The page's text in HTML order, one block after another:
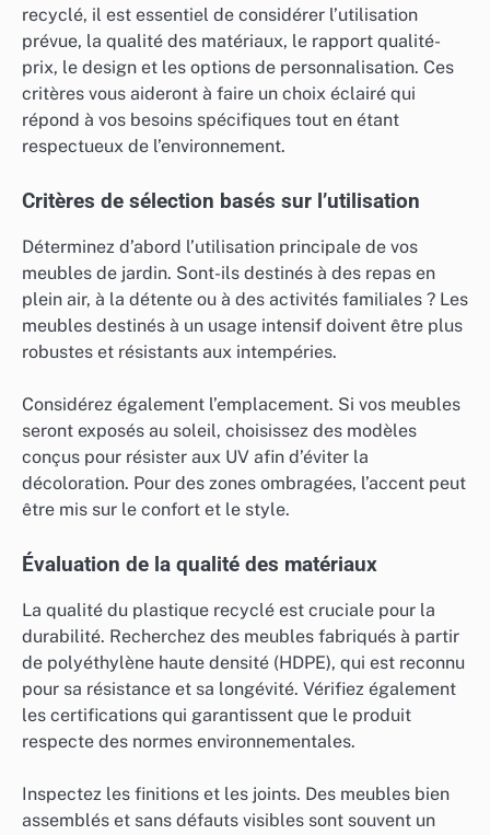
recyclé, il est essentiel de considérer l’utilisation
prévue, la qualité des matériaux, le rapport qualité-
prix, le design et les options de personnalisation. Ces
critères vous aideront à faire un choix éclairé qui
répond à vos besoins spécifiques tout en étant
respectueux de l’environnement.
Critères de sélection basés sur l’utilisation
Déterminez d’abord l’utilisation principale de vos
meubles de jardin. Sont-ils destinés à des repas en
plein air, à la détente ou à des activités familiales ? Les
meubles destinés à un usage intensif doivent être plus
robustes et résistants aux intempéries.
Considérez également l’emplacement. Si vos meubles
seront exposés au soleil, choisissez des modèles
conçus pour résister aux UV afin d’éviter la
décoloration. Pour des zones ombragées, l’accent peut
être mis sur le confort et le style.
Évaluation de la qualité des matériaux
La qualité du plastique recyclé est cruciale pour la
durabilité. Recherchez des meubles fabriqués à partir
de polyéthylène haute densité (HDPE), qui est reconnu
pour sa résistance et sa longévité. Vérifiez également
les certifications qui garantissent que le produit
respecte des normes environnementales.
Inspectez les finitions et les joints. Des meubles bien
assemblés et sans défauts visibles sont souvent un